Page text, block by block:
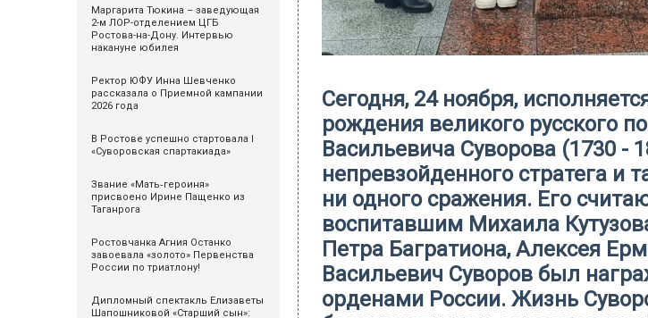
Маргарита Тюкина – заведующая
2-м ЛОР-отделением ЦГБ
Ростова-на-Дону. Интервью
накануне юбилея
Ректор ЮФУ Инна Шевченко
рассказала о Приемной кампании
2026 года
В Ростове успешно стартовала I
«Суворовская спартакиада»
Звание «Мать‑героиня»
присвоено Ирине Пащенко из
Таганрога
Ростовчанка Агния Останко
завоевала «золото» Первенства
России по триатлону!
Дипломный спектакль Елизаветы
Шапошниковой «Старший сын»:
Сегодня, 24 ноября,
рождения великого русского
Васильевича Суворова (1730 -
непревзойденного стратега и
ни одного сражения. Его
воспитавшим Михаила
Петра Багратиона, Алексея
Васильевич Суворов был
орденами России. Жизнь